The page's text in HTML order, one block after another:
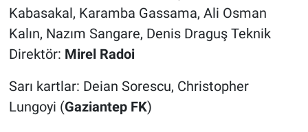
Kabasakal, Karamba Gassama, Ali Osman
Kalın, Nazım Sangare, Denis Draguş Teknik
Direktör: Mirel Radoi
Sarı kartlar: Deian Sorescu, Christopher
Lungoyi (Gaziantep FK)